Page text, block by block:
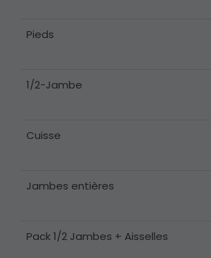
Pieds
1/2-Jambe
Cuisse
Jambes entières
Pack 1/2 Jambes + Aisselles